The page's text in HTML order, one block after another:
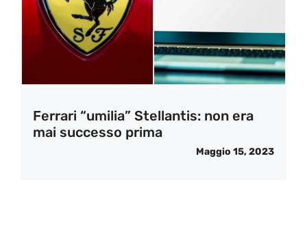
Ferrari “umilia” Stellantis: non era
mai successo prima
Maggio 15, 2023